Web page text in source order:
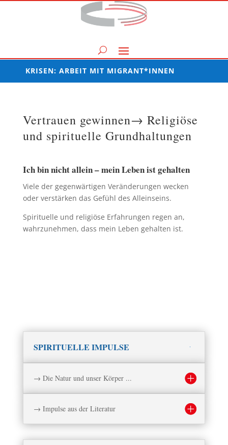
KRISEN: ARBEIT MIT MIGRANT*INNEN
Vertrauen gewinnen→ Religiöse
und spirituelle Grundhaltungen
Ich bin nicht allein – mein Leben ist gehalten
Viele der gegenwärtigen Veränderungen wecken
oder verstärken das Gefühl des Alleinseins.
Spirituelle und religiöse Erfahrungen regen an,
wahrzunehmen, dass mein Leben gehalten ist.
SPIRITUELLE IMPULSE
→ Die Natur und unser Körper ...
→ Impulse aus der Literatur